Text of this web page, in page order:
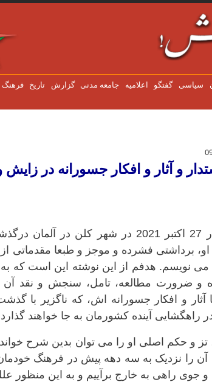
سياسی گفتگو اعلاميه جامعه مدنی گزارش تاریخ فرهنگ
آثار و افکار جسورانه در زایش و
و آثار و افکار جسورانه در
آرامش دوستدار، در 27 اکتبر 2021 در
برداشتی فشرده و موجز و طبعا مقدماتی از
می نویسم. هدفم از این نوشته این است که
و ضرورت مطالعه، تامل، سنجش و نقد
آثار و افکار جسورانه اش، که ناگزیر با
راهگشایی آینده کشورمان به جا خواهند
تز و حکم اصلی او را می توان بدین شرح
را نزدیک به سه دهه پیش در فرهنگ خودمان
جوی راهی به خارج برآییم و به این منظور عللی